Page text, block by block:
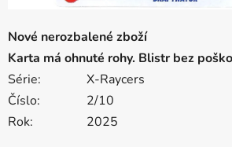
Nové nerozbalené zboží
Karta má ohnuté rohy. Blistr bez
Série:
X-Raycers
Číslo:
2/10
Rok:
2025